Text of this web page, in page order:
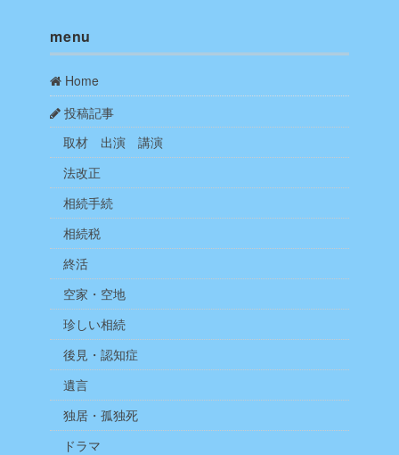
menu
Home
投稿記事
取材 出演 講演
法改正
相続手続
相続税
終活
空家・空地
珍しい相続
後見・認知症
遺言
独居・孤独死
ドラマ